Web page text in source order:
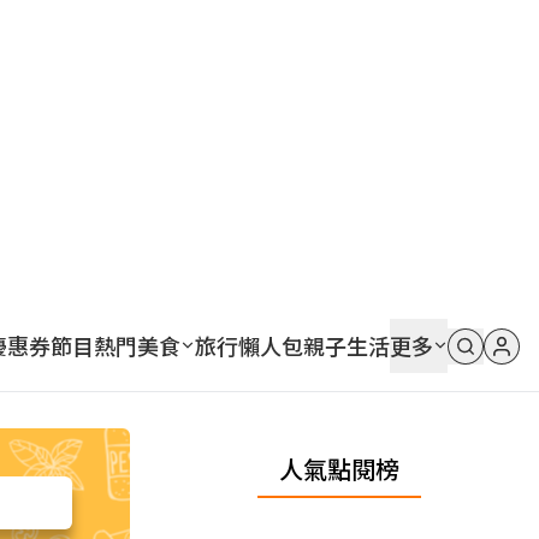
惠券節目熱門美食 旅行懶人包親子生活更多
人氣點閱榜